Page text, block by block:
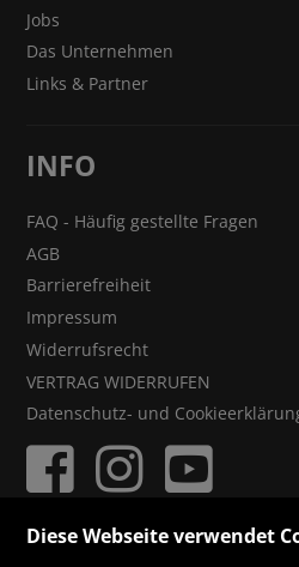
Jobs
Das Unternehmen
Links & Partner
INFO
FAQ - Häufig gestellte Fragen
AGB
Barrierefreiheit
Impressum
Widerrufsrecht
VERTRAG WIDERRUFEN
Datenschutz- und
Diese Webseite verwendet